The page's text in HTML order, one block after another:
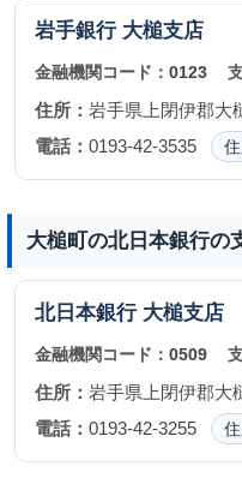
岩手銀行 大槌支店
金融機関コード： 0123
住所： 岩手県上閉伊郡大
電話： 0193-42-3535
大槌町の北日本銀行の
北日本銀行 大槌支店
金融機関コード： 0509
住所： 岩手県上閉伊郡大
電話： 0193-42-3255